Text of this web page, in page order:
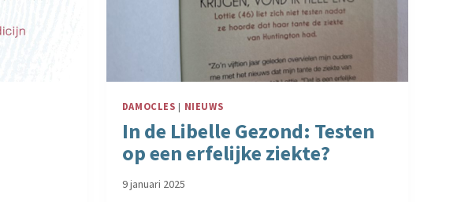
DAMOCLES | NIEUWS
In de Libelle Gezond: Testen
op een erfelijke ziekte?
9 januari 2025